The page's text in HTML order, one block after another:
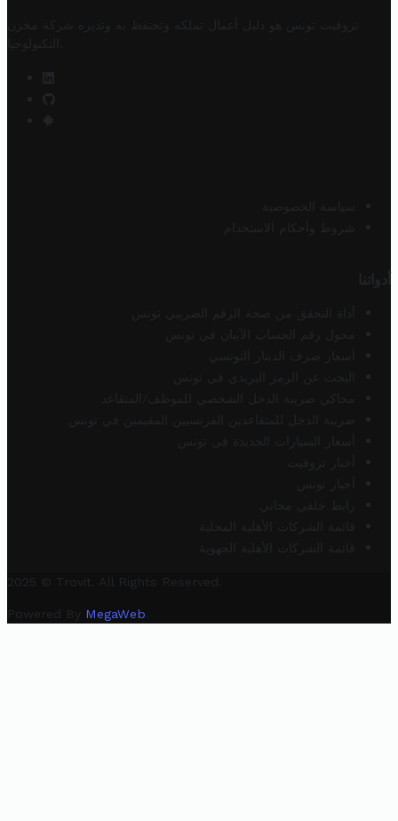
تروفيت تونس هو دليل أعمال تملكه وتحتفظ به وتديره
شركة مخزن
التكنولوجيا
سياسة الخصوصية
شروط وأحكام الاستخدام
أدواتنا
أداة التحقق من صحة الرقم الضريبي تونس
محول رقم الحساب الآيبان في تونس
أسعار صرف الدينار التونسي
البحث عن الرمز البريدي في تونس
محاكي ضريبة الدخل الشخصي للموظف/المتقاعد
ضريبة الدخل للمتقاعدين الفرنسيين المقيمين في تونس
أسعار السيارات الجديدة في تونس
أخبار تروفيت
أخبار تونس
رابط خلفي مجاني
قائمة الشركات الأهلية المحلية
قائمة الشركات الأهلية الجهوية
2025 © Trovit. All Rights Reserved.
Powered By MegaWeb